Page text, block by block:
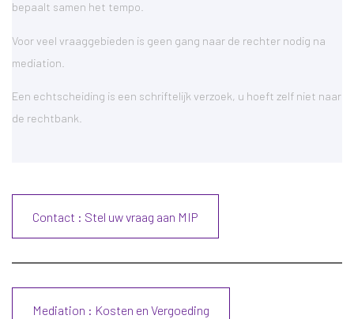
bepaalt samen het tempo.
Voor veel vraaggebieden is geen gang naar de rechter nodig na
mediation.
Een echtscheiding is een schriftelijk verzoek, u hoeft zelf niet naar
de rechtbank.
Contact : Stel uw vraag aan MIP
Mediation : Kosten en Vergoeding